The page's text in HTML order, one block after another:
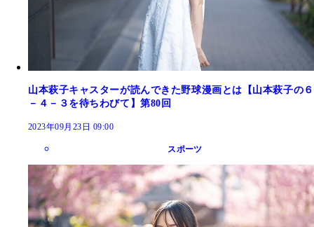
山本萩子キャスターが読んできた野球漫画とは【山本萩子の６
－４－３を待ちわびて】第80回
2023年09月23日 09:00
スポーツ